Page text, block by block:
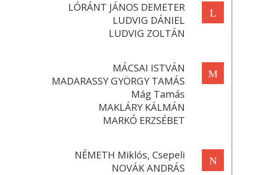
L
LÓRÁNT JÁNOS DEMETER
LUDVIG DÁNIEL
LUDVIG ZOLTÁN
M
MÁCSAI ISTVÁN
MADARASSY GYÖRGY TAMÁS
Mág Tamás
MAKLÁRY KÁLMÁN
MARKÓ ERZSÉBET
N
NÉMETH Miklós, Csepeli
NOVÁK ANDRÁS